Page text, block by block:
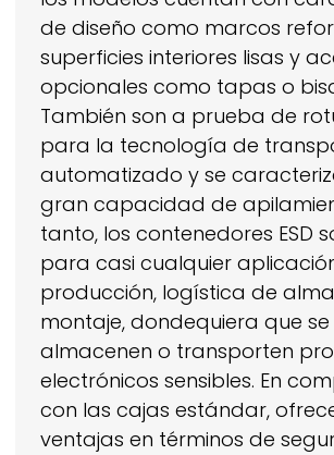
de diseño como marcos
superficies interiores lisas y
opcionales como tapas o
También son a prueba de
para la tecnología de
automatizado y se
gran capacidad de
tanto, los contenedores ESD
para casi cualquier
producción, logística de
montaje, dondequiera que
almacenen o transporten
electrónicos sensibles. En
con las cajas estándar,
ventajas en términos de